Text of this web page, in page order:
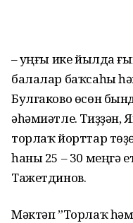
– Һуңғы ике йылда
балалар баҡсаһы
Булгаково өсөн
әһәмиәтле. Тиҙҙән,
торлаҡ йорттар
һаны 25 – 30 меңгә
Тажетдинов.
Мәктәп ”Торлаҡ